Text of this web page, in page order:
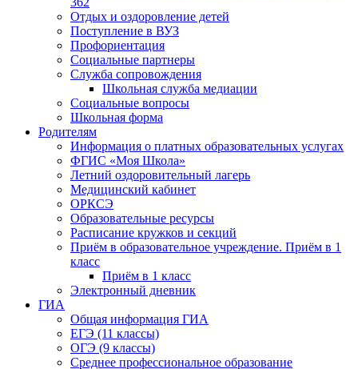
Отдых и оздоровление детей
Поступление в ВУЗ
Профориентация
Социальные партнеры
Служба сопровождения
Школьная служба медиации
Социальные вопросы
Школьная форма
Родителям
Информация о платных образовательных услугах
ФГИС «Моя Школа»
Летний оздоровительный лагерь
Медицинский кабинет
ОРКСЭ
Образовательные ресурсы
Расписание кружков и секций
Приём в образовательное учреждение. Приём в 1
класс
Приём в 1 класс
Электронный дневник
ГИА
Общая информация ГИА
ЕГЭ (11 классы)
ОГЭ (9 классы)
Среднее профессиональное образование